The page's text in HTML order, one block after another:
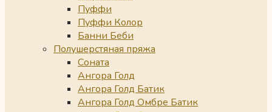
Пуффи
Пуффи Колор
Банни Беби
Полушерстяная пряжа
Соната
Ангора Голд
Ангора Голд Батик
Ангора Голд Омбре Батик